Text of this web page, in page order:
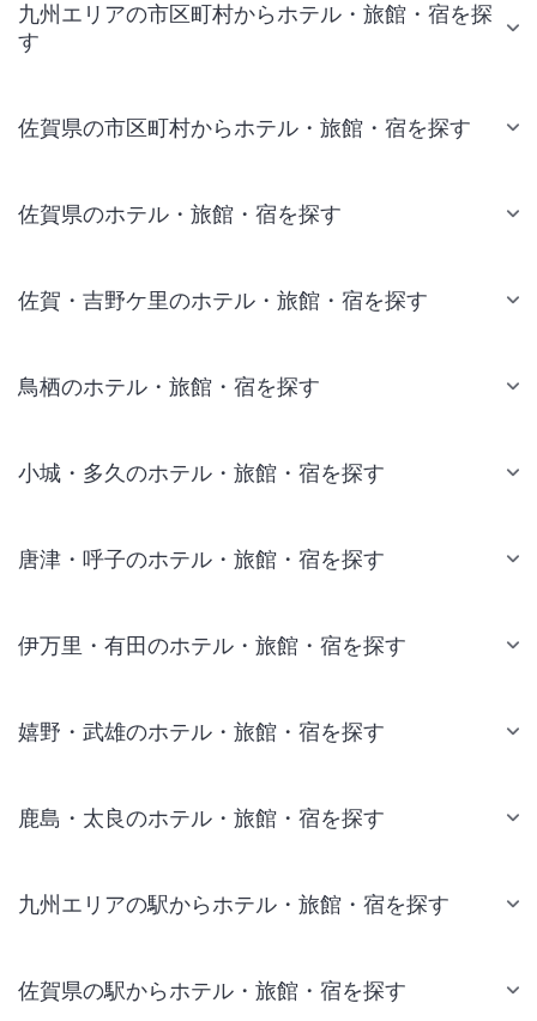
九州エリアの市区町村からホテル・旅館・宿を探
す
佐賀県の市区町村からホテル・旅館・宿を探す
佐賀県のホテル・旅館・宿を探す
佐賀・吉野ケ里のホテル・旅館・宿を探す
鳥栖のホテル・旅館・宿を探す
小城・多久のホテル・旅館・宿を探す
唐津・呼子のホテル・旅館・宿を探す
伊万里・有田のホテル・旅館・宿を探す
嬉野・武雄のホテル・旅館・宿を探す
鹿島・太良のホテル・旅館・宿を探す
九州エリアの駅からホテル・旅館・宿を探す
佐賀県の駅からホテル・旅館・宿を探す